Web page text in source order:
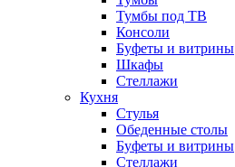
Тумбы под ТВ
Консоли
Буфеты и витрины
Шкафы
Стеллажи
Кухня
Стулья
Обеденные столы
Буфеты и витрины
Стеллажи